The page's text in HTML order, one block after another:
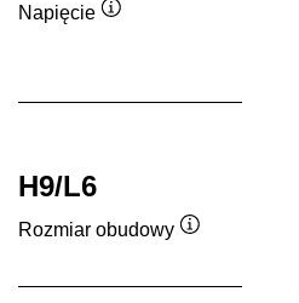
Napięcie
H9/L6
Rozmiar obudowy